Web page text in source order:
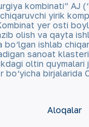
kombinati” AJ
yirik
yer osti
olish va qayta
ishlab
sanoat
oltin quymalari
bo‘yicha birjalarida
Aloqalar